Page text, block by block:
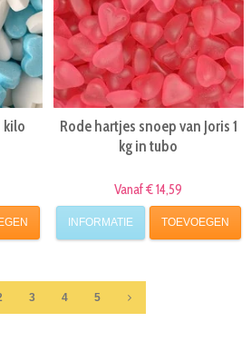
kilo
Rode hartjes snoep van Joris 1
kg in tubo
Vanaf € 14,59
INFORMATIE TOEVOEGEN
3 4 5